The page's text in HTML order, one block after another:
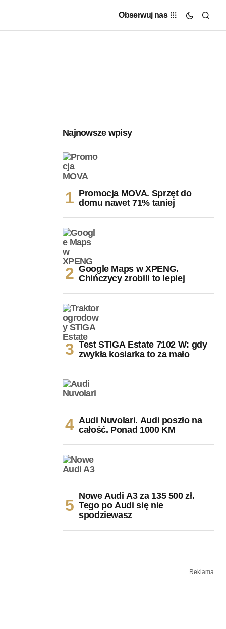
Obserwuj nas
Najnowsze wpisy
Promocja MOVA. Sprzęt do
domu nawet 71% taniej
Google Maps w XPENG.
Chińczycy zrobili to lepiej
Test STIGA Estate 7102 W: gdy
zwykła kosiarka to za mało
Audi Nuvolari. Audi poszło na
całość. Ponad 1000 KM
Nowe Audi A3 za 135 500 zł.
Tego po Audi się nie
spodziewasz
Reklama